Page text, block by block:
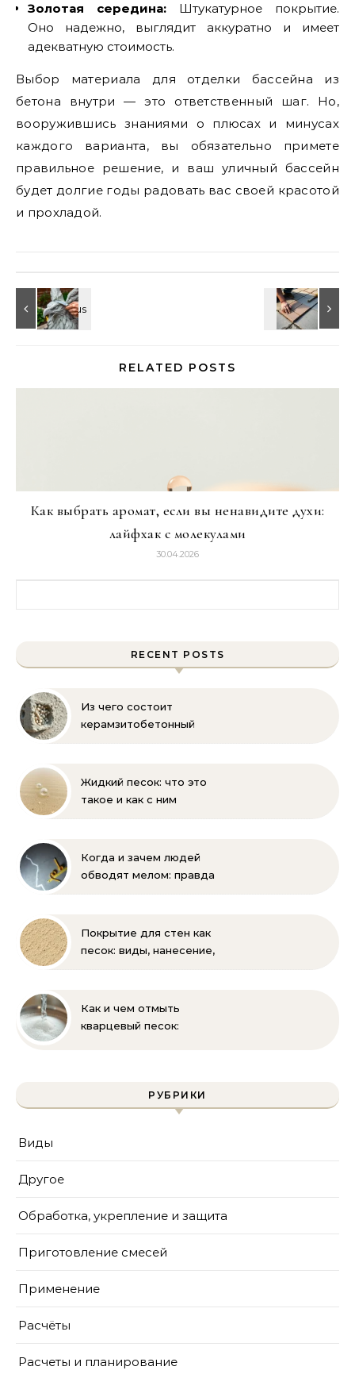
Золотая середина: Штукатурное покрытие.
Оно надежно, выглядит аккуратно и имеет
адекватную стоимость.
Выбор материала для отделки бассейна из
бетона внутри — это ответственный шаг. Но,
вооружившись знаниями о плюсах и минусах
каждого варианта, вы обязательно примете
правильное решение, и ваш уличный бассейн
будет долгие годы радовать вас своей красотой
и прохладой.
RELATED POSTS
Как выбрать аромат, если вы ненавидите духи:
лайфхак с молекулами
30.04.2026
RECENT POSTS
Из чего состоит
керамзитобетонный
Жидкий песок: что это
такое и как с ним
Когда и зачем людей
обводят мелом: правда
Покрытие для стен как
песок: виды, нанесение,
Как и чем отмыть
кварцевый песок:
РУБРИКИ
Виды
Другое
Обработка, укрепление и защита
Приготовление смесей
Применение
Расчёты
Расчеты и планирование